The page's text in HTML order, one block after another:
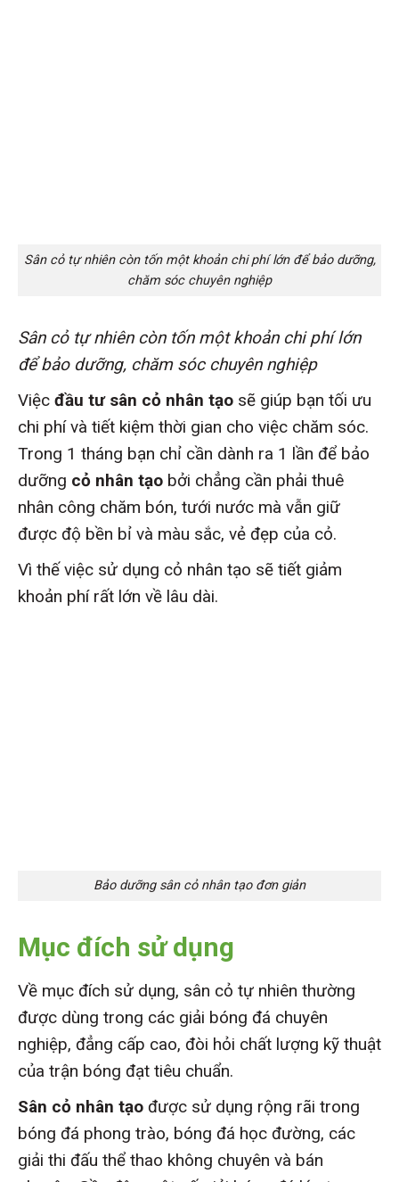
Sân cỏ tự nhiên còn tốn một khoản chi phí lớn để bảo dưỡng,
chăm sóc chuyên nghiệp
Sân cỏ tự nhiên còn tốn một khoản chi phí lớn
để bảo dưỡng, chăm sóc chuyên nghiệp
Việc đầu tư sân cỏ nhân tạo sẽ giúp bạn tối ưu
chi phí và tiết kiệm thời gian cho việc chăm sóc.
Trong 1 tháng bạn chỉ cần dành ra 1 lần để bảo
dưỡng cỏ nhân tạo bởi chẳng cần phải thuê
nhân công chăm bón, tưới nước mà vẫn giữ
được độ bền bỉ và màu sắc, vẻ đẹp của cỏ.
Vì thế việc sử dụng cỏ nhân tạo sẽ tiết giảm
khoản phí rất lớn về lâu dài.
Bảo dưỡng sân cỏ nhân tạo đơn giản
Mục đích sử dụng
Về mục đích sử dụng, sân cỏ tự nhiên thường
được dùng trong các giải bóng đá chuyên
nghiệp, đẳng cấp cao, đòi hỏi chất lượng kỹ thuật
của trận bóng đạt tiêu chuẩn.
Sân cỏ nhân tạo được sử dụng rộng rãi trong
bóng đá phong trào, bóng đá học đường, các
giải thi đấu thể thao không chuyên và bán